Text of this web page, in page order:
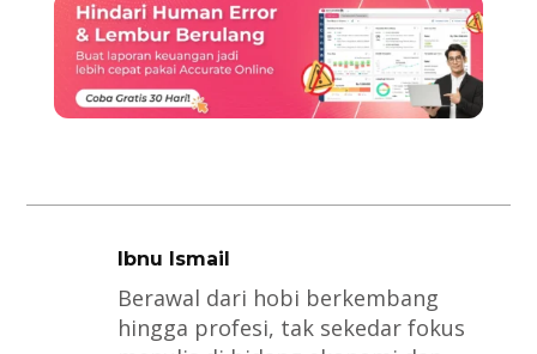
Ibnu Ismail
Berawal dari hobi berkembang
hingga profesi, tak sekedar fokus